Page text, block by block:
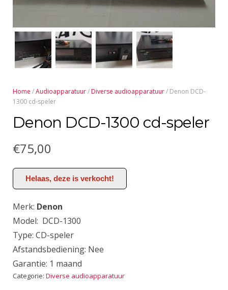
Home /Audioapparatuur/ Diverse audioapparatuur/ Denon DCD-
1300 cd-speler
Denon DCD-1300 cd-speler
€75,00
Helaas, deze is verkocht!
Merk: Denon
Model: DCD-1300
Type: CD-speler
Afstandsbediening: Nee
Garantie: 1 maand
Categorie: Diverse audioapparatuur